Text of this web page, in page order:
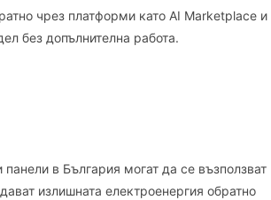
чрез платформи като AI Marketplace и
без допълнителна работа.
в България могат да се възползват
излишната електроенергия обратно